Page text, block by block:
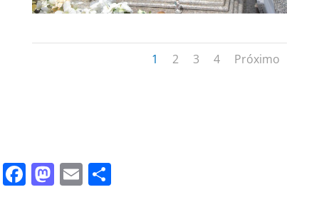
1 2 3 4 Próximo
F M E